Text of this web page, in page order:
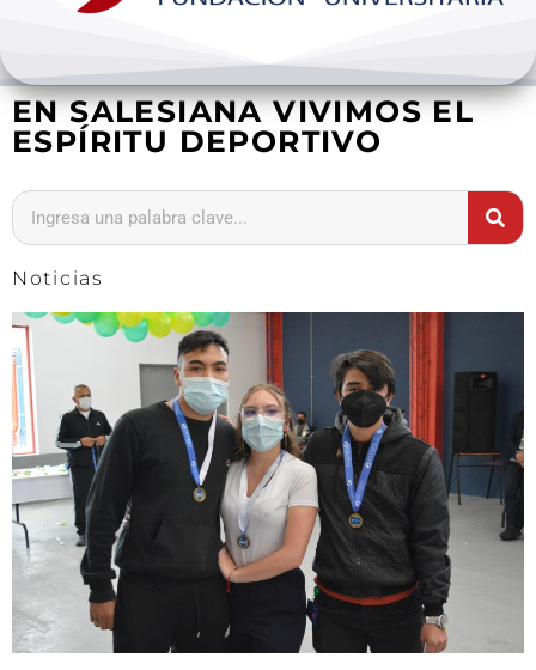
Internacionalización
Extension y desarrollo
EN SALESIANA VIVIMOS EL
ESPÍRITU DEPORTIVO
Noticias